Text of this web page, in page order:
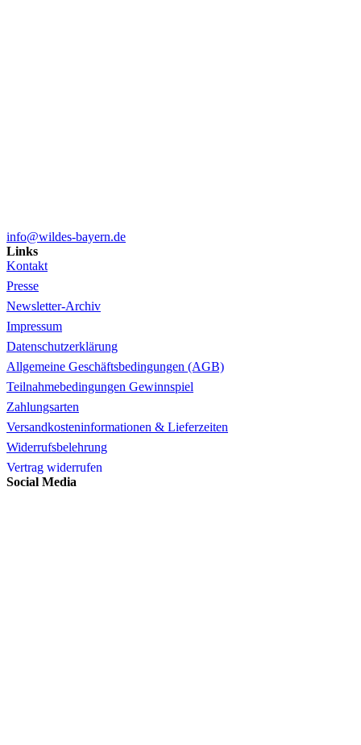
info@wildes-bayern.de
Links
Kontakt
Presse
Newsletter-Archiv
Impressum
Datenschutzerklärung
Allgemeine Geschäftsbedingungen (AGB)
Teilnahmebedingungen Gewinnspiel
Zahlungsarten
Versandkosteninformationen & Lieferzeiten
Widerrufsbelehrung
Vertrag widerrufen
Social Media